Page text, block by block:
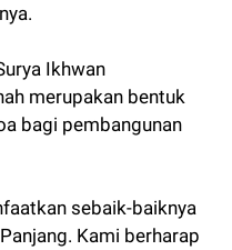
Ikhwan
merupakan bentuk
bagi pembangunan
sebaik-baiknya
Kami berharap